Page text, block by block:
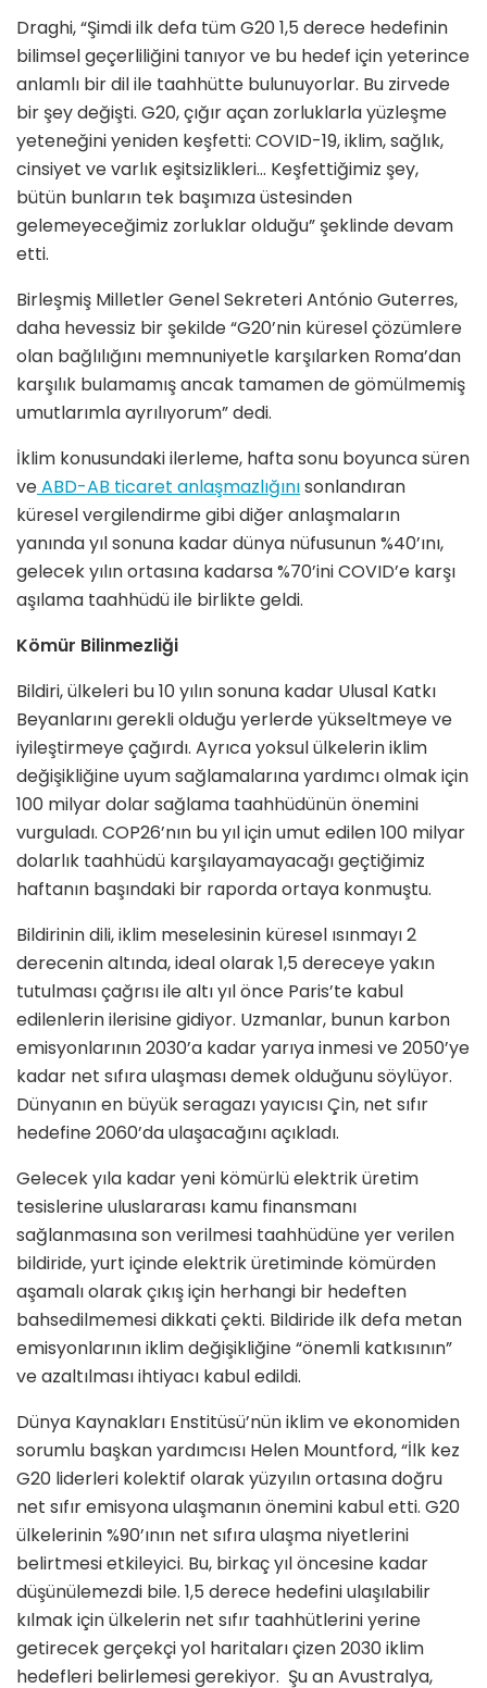
Draghi, “Şimdi ilk defa tüm G20 1,5 derece hedefinin
bilimsel geçerliliğini tanıyor ve bu hedef için yeterince
anlamlı bir dil ile taahhütte bulunuyorlar. Bu zirvede
bir şey değişti. G20, çığır açan zorluklarla yüzleşme
yeteneğini yeniden keşfetti: COVID-19, iklim, sağlık,
cinsiyet ve varlık eşitsizlikleri… Keşfettiğimiz şey,
bütün bunların tek başımıza üstesinden
gelemeyeceğimiz zorluklar olduğu” şeklinde devam
etti.
Birleşmiş Milletler Genel Sekreteri António Guterres,
daha hevessiz bir şekilde “G20’nin küresel çözümlere
olan bağlılığını memnuniyetle karşılarken Roma’dan
karşılık bulamamış ancak tamamen de gömülmemiş
umutlarımla ayrılıyorum” dedi.
İklim konusundaki ilerleme, hafta sonu boyunca süren
veABD-AB ticaret anlaşmazlığınısonlandıran
küresel vergilendirme gibi diğer anlaşmaların
yanında yıl sonuna kadar dünya nüfusunun %40’ını,
gelecek yılın ortasına kadarsa %70’ini COVID’e karşı
aşılama taahhüdü ile birlikte geldi.
Kömür Bilinmezliği
Bildiri, ülkeleri bu 10 yılın sonuna kadar Ulusal Katkı
Beyanlarını gerekli olduğu yerlerde yükseltmeye ve
iyileştirmeye çağırdı. Ayrıca yoksul ülkelerin iklim
değişikliğine uyum sağlamalarına yardımcı olmak için
100 milyar dolar sağlama taahhüdünün önemini
vurguladı. COP26’nın bu yıl için umut edilen 100 milyar
dolarlık taahhüdü karşılayamayacağı geçtiğimiz
haftanın başındaki bir raporda ortaya konmuştu.
Bildirinin dili, iklim meselesinin küresel ısınmayı 2
derecenin altında, ideal olarak 1,5 dereceye yakın
tutulması çağrısı ile altı yıl önce Paris’te kabul
edilenlerin ilerisine gidiyor. Uzmanlar, bunun karbon
emisyonlarının 2030’a kadar yarıya inmesi ve 2050’ye
kadar net sıfıra ulaşması demek olduğunu söylüyor.
Dünyanın en büyük seragazı yayıcısı Çin, net sıfır
hedefine 2060’da ulaşacağını açıkladı.
Gelecek yıla kadar yeni kömürlü elektrik üretim
tesislerine uluslararası kamu finansmanı
sağlanmasına son verilmesi taahhüdüne yer verilen
bildiride, yurt içinde elektrik üretiminde kömürden
aşamalı olarak çıkış için herhangi bir hedeften
bahsedilmemesi dikkati çekti. Bildiride ilk defa metan
emisyonlarının iklim değişikliğine “önemli katkısının”
ve azaltılması ihtiyacı kabul edildi.
Dünya Kaynakları Enstitüsü’nün iklim ve ekonomiden
sorumlu başkan yardımcısı Helen Mountford, “İlk kez
G20 liderleri kolektif olarak yüzyılın ortasına doğru
net sıfır emisyona ulaşmanın önemini kabul etti. G20
ülkelerinin %90’ının net sıfıra ulaşma niyetlerini
belirtmesi etkileyici. Bu, birkaç yıl öncesine kadar
düşünülemezdi bile. 1,5 derece hedefini ulaşılabilir
kılmak için ülkelerin net sıfır taahhütlerini yerine
getirecek gerçekçi yol haritaları çizen 2030 iklim
hedefleri belirlemesi gerekiyor. Şu an Avustralya,